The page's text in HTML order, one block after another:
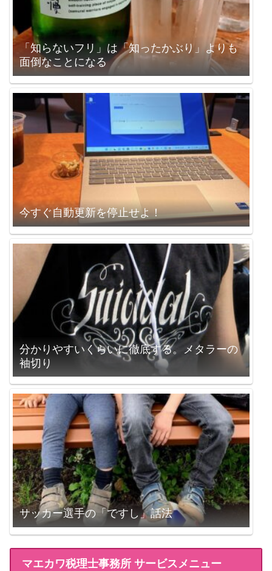
「知らないフリ」は「知ったかぶり」よりも
面倒なことになる
今すぐ自動更新を停止せよ！
分かりやすいくらいに徹底する。メタラーの
袖切り
サッカー選手の「ですし」話法
マエカワ税理士事務所 サービスメニュー